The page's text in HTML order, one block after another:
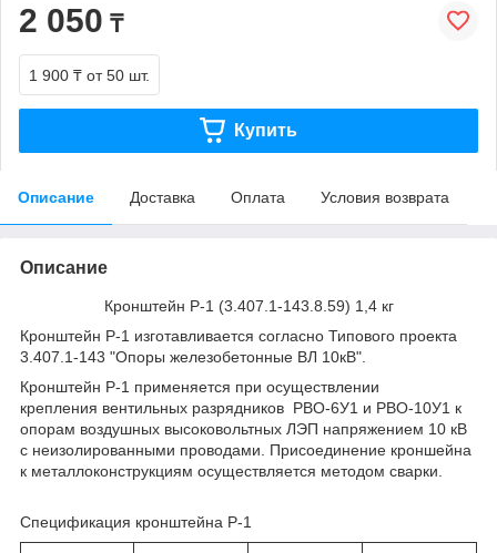
2 050 ₸
1 900 ₸ от 50 шт.
Купить
Описание Доставка Оплата Условия возврата
Описание
Кронштейн Р-1 (3.407.1-143.8.59) 1,4 кг
Кронштейн Р-1 изготавливается согласно Типового проекта
3.407.1-143 "Опоры железобетонные ВЛ 10кВ".
Кронштейн Р-1 применяется при осуществлении
крепления вентильных разрядников РВО-6У1 и РВО-10У1 к
опорам воздушных высоковольтных ЛЭП напряжением 10 кВ
с неизолированными проводами. Присоединение кроншейна
к металлоконструкциям осуществляется методом сварки.
Спецификация кронштейна Р-1